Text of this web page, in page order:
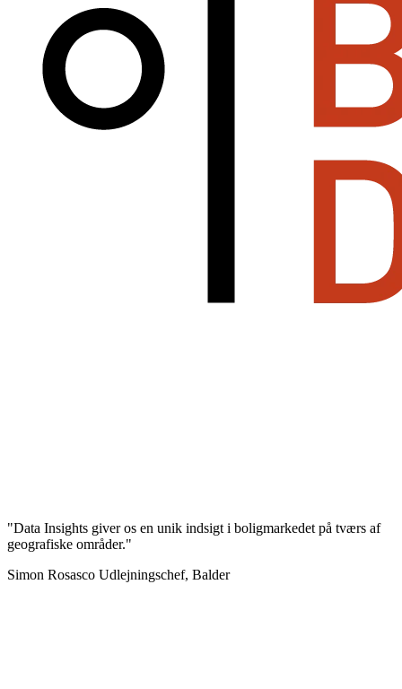
"Data Insights giver os en unik indsigt i boligmarkedet på tværs af
geografiske områder."
Simon Rosasco Udlejningschef, Balder